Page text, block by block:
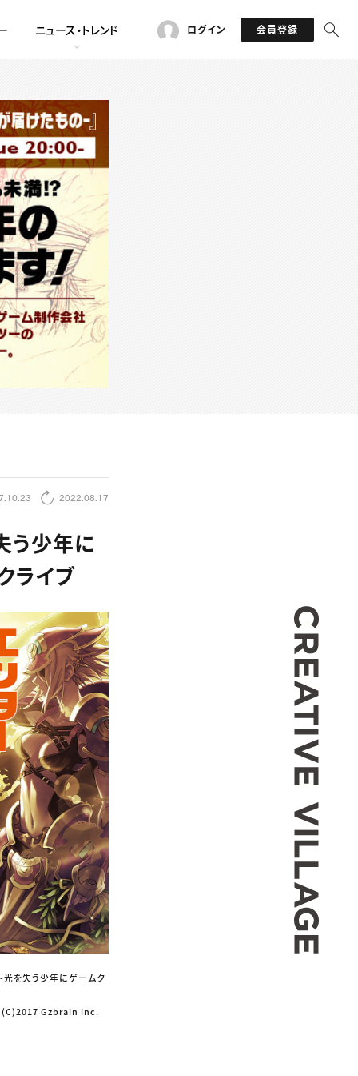
ニュース・トレンド ログイン 会員登録
2022.08.17
う少年に
ライブ
光を失う少年にゲームク
Gzbrain inc.